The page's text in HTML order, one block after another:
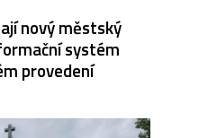
nový městský
systém
provedení